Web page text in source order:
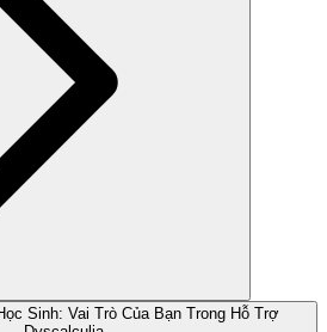
Sinh: Vai Trò Của Bạn Trong Hỗ Trợ